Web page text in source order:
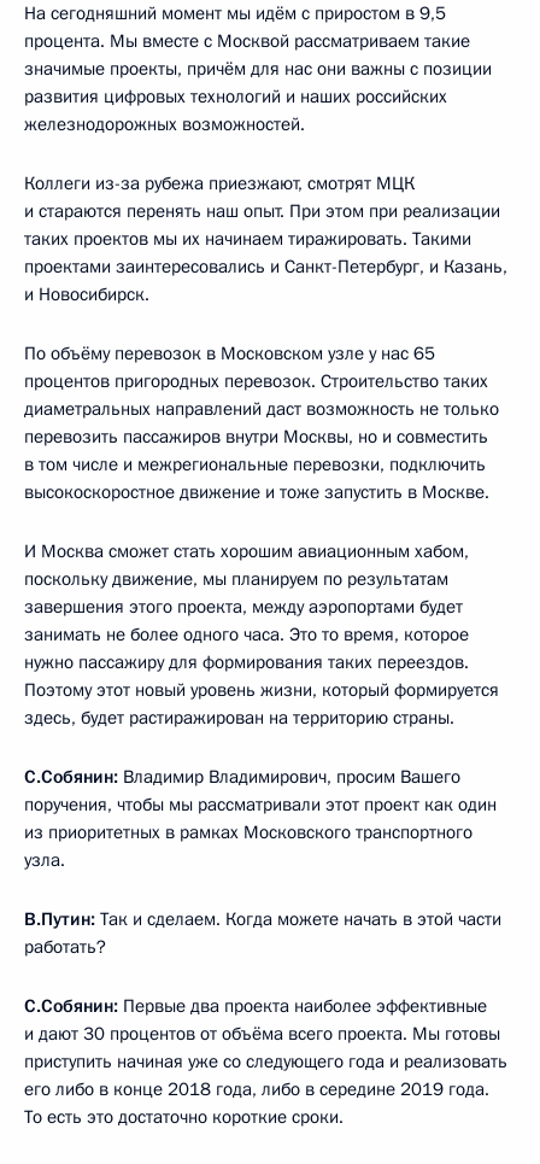
На сегодняшний момент мы идём с приростом в 9,5
процента. Мы вместе с Москвой рассматриваем такие
значимые проекты, причём для нас они важны с позиции
развития цифровых технологий и наших российских
железнодорожных возможностей.
Коллеги из-за рубежа приезжают, смотрят МЦК
и стараются перенять наш опыт. При этом при реализации
таких проектов мы их начинаем тиражировать. Такими
проектами заинтересовались и Санкт-Петербург, и Казань,
и Новосибирск.
По объёму перевозок в Московском узле у нас 65
процентов пригородных перевозок. Строительство таких
диаметральных направлений даст возможность не только
перевозить пассажиров внутри Москвы, но и совместить
в том числе и межрегиональные перевозки, подключить
высокоскоростное движение и тоже запустить в Москве.
И Москва сможет стать хорошим авиационным хабом,
поскольку движение, мы планируем по результатам
завершения этого проекта, между аэропортами будет
занимать не более одного часа. Это то время, которое
нужно пассажиру для формирования таких переездов.
Поэтому этот новый уровень жизни, который формируется
здесь, будет растиражирован на территорию страны.
С.Собянин: Владимир Владимирович, просим Вашего
поручения, чтобы мы рассматривали этот проект как один
из приоритетных в рамках Московского транспортного
узла.
В.Путин: Так и сделаем. Когда можете начать в этой части
работать?
С.Собянин: Первые два проекта наиболее эффективные
и дают 30 процентов от объёма всего проекта. Мы готовы
приступить начиная уже со следующего года и реализовать
его либо в конце 2018 года, либо в середине 2019 года.
То есть это достаточно короткие сроки.